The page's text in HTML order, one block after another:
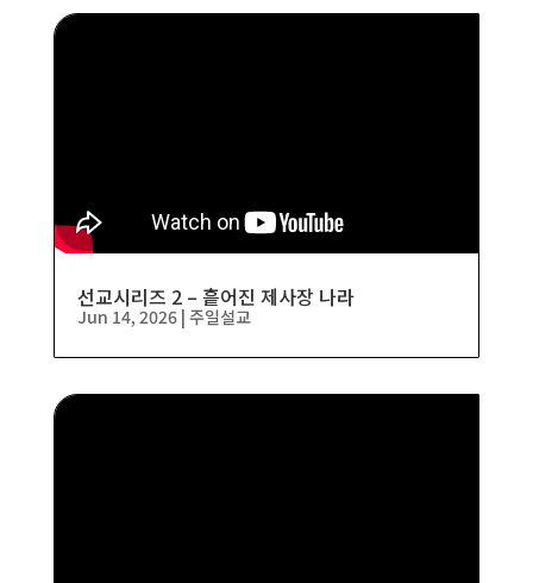
선교시리즈 2 – 흩어진 제사장 나라
Jun 14, 2026| 주일설교